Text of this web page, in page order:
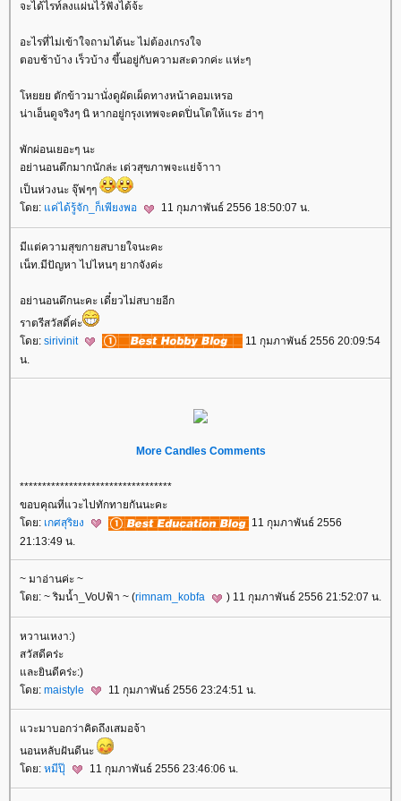
จะได้ไรท์ลงแผ่นไว้ฟังได้จ้ะ
อะไรที่ไม่เข้าใจถามได้นะ ไม่ต้องเกรงใจ
ตอบช้าบ้าง เร็วบ้าง ขึ้นอยู่กับความสะดวกค่ะ แห่ะๆ
หยยย ตักข้าวมานั่งดูผัดเผ็ดทางหน้าคอมเหรอ
น่าเอ็นดูจริงๆ นิ หากอยู่กรุงเทพจะคดปิ่นโตให้แระ ฮ่าๆ
พักผ่อนเยอะๆ นะ
อย่านอนดึกมากนักล่ะ เด่วสุขภาพจะแย่จ้าาา
เป็นห่วงนะ จุ๊ฟๆๆ
ดย: ค่ได้รู้จัก_ก็เพียงพอ 11 กุมภาพันธ์ 2556 18:50:07 น.
มีแต่ความสุขกายสบายใจนะคะ
เน็ท.มีปัญหา ไปไหนๆ ยากจังค่ะ
อย่านอนดึกนะคะ เดี๋ยวไม่สบายอีก
ราตรีสวัสดิ์ค่ะ
ดย: sirivinit
11 กุมภาพันธ์ 2556 20:09:54
น.
More Candles Comments
**********************************
ขอบคุณที่แวะไปทักทายกันนะคะ
ดย: เกศสุริยง
11 กุมภาพันธ์ 2556
21:13:49 น.
~ มาอ่านค่ะ ~
ดย: ~ ริมน้ำ_VoUฟ้า ~ (rimnam_kobfa ) 11 กุมภาพันธ์ 2556 21:52:07 น.
หวานเหงา:)
สวัสดีคร่ะ
ละยินดีคร่ะ:)
ดย: maistyle 11 กุมภาพันธ์ 2556 23:24:51 น.
วะมาบอกว่าคิดถึงเสมอจ้า
นอนหลับฝันดีนะ
ดย: หมีปุ๊ 11 กุมภาพันธ์ 2556 23:46:06 น.